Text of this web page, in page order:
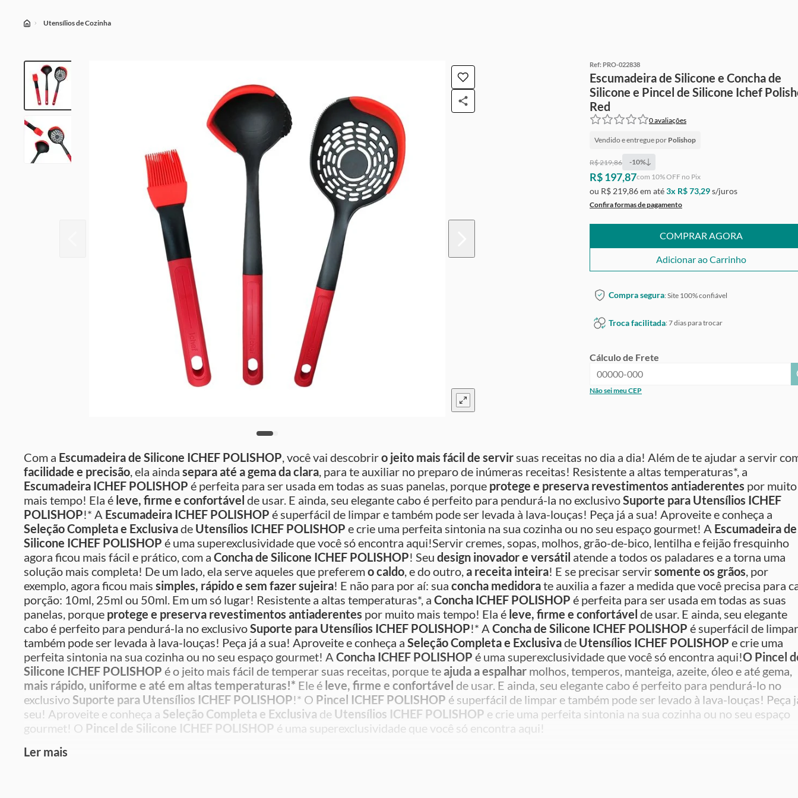
Utensílios de Cozinha
Ref: PRO-022838
Escumadeira de Silicone e Concha de
Silicone e Pincel de Silicone Ichef
Red
0avaliações
Vendido e entregue por Polishop
Ganhe Grátis de cashback
R$ 219,86 -10%
R$ 197,87com 10% OFF no Pix
ou R$ 219,86em até3x R$ 73,29s/juros
Confira formas de pagamento
COMPRAR AGORA
Adicionar ao Carrinho
Compra segura: Site 100% confiável
Troca facilitada: 7 dias para trocar
Cálculo de Frete
Não sei meu CEP
Com a Escumadeira de Silicone ICHEF POLISHOP, você vai descobriro jeito mais fácil de servirsuas receitas no dia a dia! Além de te ajudar a servir
facilidade e precisão, ela ainda separa até a gema da clara, para te auxiliar no preparo de inúmeras receitas! Resistente a altas temperaturas*, a
Escumadeira ICHEF POLISHOP é perfeita para ser usada em todas as suas panelas, porque protege e preserva revestimentos antiaderentes por muito
mais tempo! Ela é leve, firme e confortável de usar. E ainda, seu elegante cabo é perfeito para pendurá-la no exclusivoSuporte para Utensílios ICHEF
POLISHOP!* A Escumadeira ICHEF POLISHOP é superfácil de limpar e também pode ser levada à lava-louças! Peça já a sua! Aproveite e conheça a
Seleção Completa e Exclusivade Utensílios ICHEF POLISHOP e crie uma perfeita sintonia na sua cozinha ou no seu espaço gourmet! A Escumadeira de
Silicone ICHEF POLISHOP é uma superexclusividade que você só encontra aqui!Servir cremes, sopas, molhos, grão-de-bico, lentilha e feijão fresquinho
agora ficou mais fácil e prático, com a Concha de Silicone ICHEF POLISHOP! Seu design inovador e versátil atende a todos os paladares e a torna uma
solução mais completa! De um lado, ela serve aqueles que preferemo caldo, e do outro,a receita inteira! E se precisar servirsomente os grãos, por
exemplo, agora ficou mais simples, rápido e sem fazer sujeira! E não para por aí: sua concha medidorate auxilia a fazer a medida que você precisa para
porção: 10ml, 25ml ou 50ml. Em um só lugar! Resistente a altas temperaturas*, a Concha ICHEF POLISHOP é perfeita para ser usada em todas as suas
panelas, porque protege e preserva revestimentos antiaderentes por muito mais tempo! Ela é leve, firme e confortável de usar. E ainda, seu elegante
cabo é perfeito para pendurá-la no exclusivoSuporte para Utensílios ICHEF POLISHOP!* A Concha de Silicone ICHEF POLISHOP é superfácil de
também pode ser levada à lava-louças! Peça já a sua! Aproveite e conheça a Seleção Completa e Exclusivade Utensílios ICHEF POLISHOP e crie uma
perfeita sintonia na sua cozinha ou no seu espaço gourmet! A Concha ICHEF POLISHOP é uma superexclusividade que você só encontra aqui!O Pincel
Silicone ICHEF POLISHOP é o jeito mais fácil de temperar suas receitas, porque te ajuda a espalhar molhos, temperos, manteiga, azeite, óleo e até gema,
mais rápido, uniforme e até em altas temperaturas!* Ele é leve, firme e confortável de usar. E ainda, seu elegante cabo é perfeito para pendurá-lo no
exclusivo Suporte para Utensílios ICHEF POLISHOP!* O Pincel ICHEF POLISHOP é superfácil de limpar e também pode ser levado à lava-louças! Peça
seu! Aproveite e conheça a Seleção Completa e Exclusiva de Utensílios ICHEF POLISHOP e crie uma perfeita sintonia na sua cozinha ou no seu espaço
gourmet! O Pincel de Silicone ICHEF POLISHOP é uma superexclusividade que você só encontra aqui!
Ler mais